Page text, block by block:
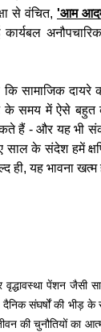
से वंचित, 'आम
कि सामाजिक दायरे
समय में ऐसे बहुत
हैं - और यह भी
साल के संदेश हमें
ही, यह भावना खत्म
वृद्धावस्था पेंशन जैसी
दैनिक संघर्षों की भीड़
की चुनौतियों का